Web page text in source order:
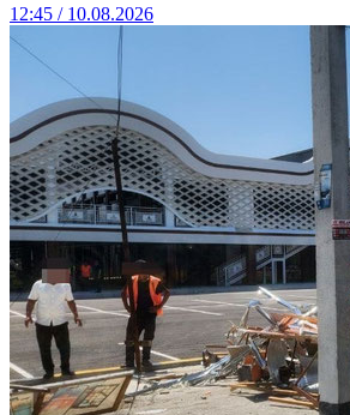
12:45 / 10.08.2026